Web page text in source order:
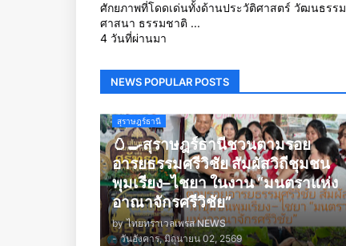
ศักยภาพที่โดดเด่นทั้งด้านประวัติศาสตร์ วัฒนธรรม
ศาสนา ธรรมชาติ ...
4 วันที่ผ่านมา
NEWS POPULAR POSTS
สุราษฎร์ธานี
🥚🍳สุราษฎร์ธานีชวนตามรอย
อารยธรรมศรีวิชัย สัมผัสวิถีชุมชน
พุมเรียง–ไชยา ในงาน “มนตราแห่ง
อาณาจักรศรีวิชัย”
by ไทยทราเวลเพรส NEWS
- วันอังคาร, มิถุนายน 02, 2569